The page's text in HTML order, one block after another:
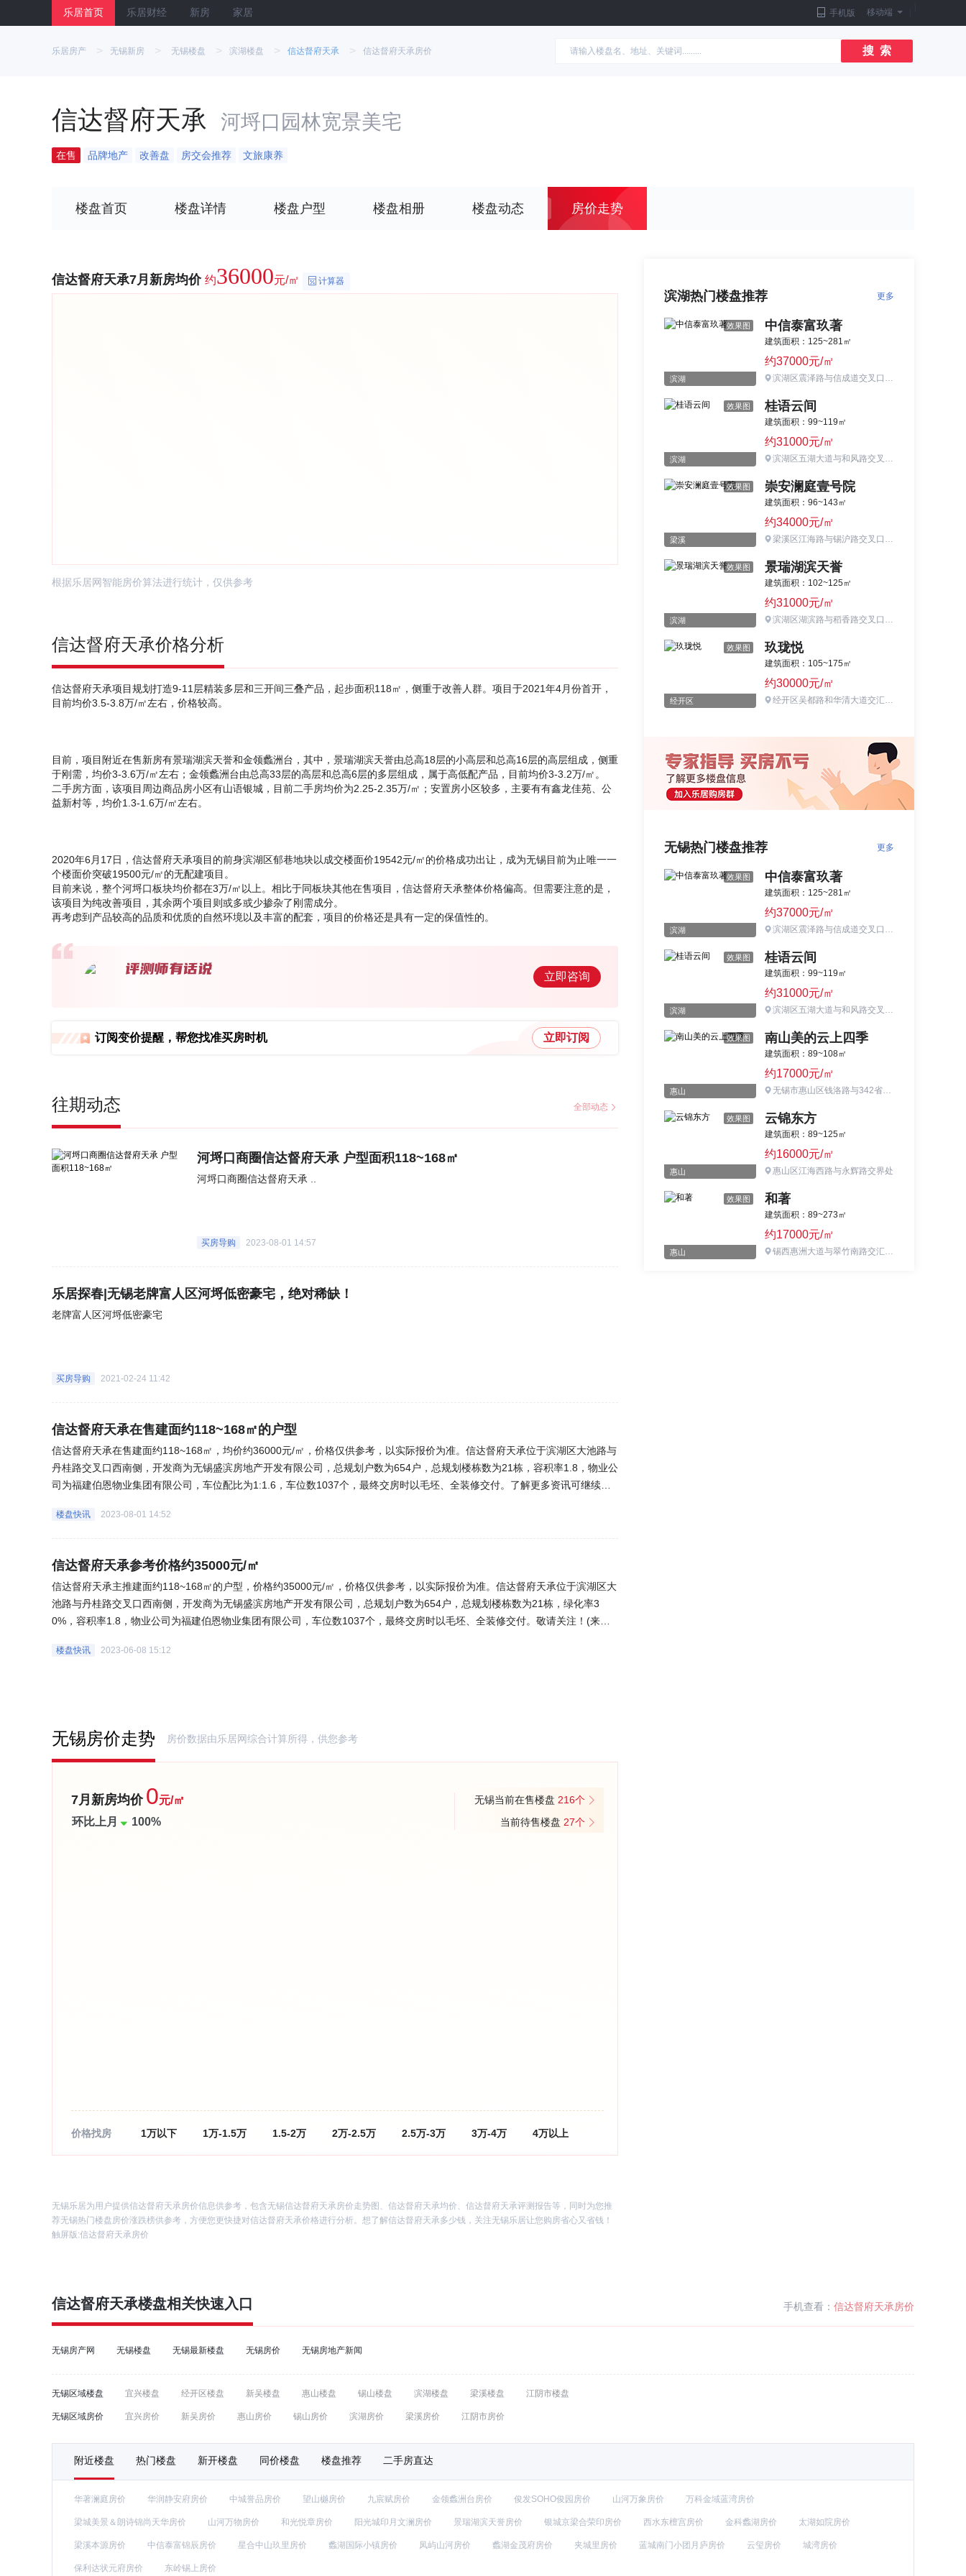
乐居首页 乐居财经 新房 家居 手机版 移动端
乐居房产 > 无锡新房 > 无锡楼盘 > 滨湖楼盘 > 信达督府天承 > 信达督府天承房价 搜 索
信达督府天承 河埒口园林宽景美宅
在售 品牌地产 改善盘 房交会推荐 文旅康养
楼盘首页 楼盘详情 楼盘户型 楼盘相册 楼盘动态 房价走势
信达督府天承7月新房均价 约36000元/㎡ 计算器
根据乐居网智能房价算法进行统计，仅供参考
信达督府天承价格分析
信达督府天承项目规划打造9-11层精装多层和三开间三叠产品，起步面积118㎡，侧重于改善人群。项目于2021年4月份首开，
目前均价3.5-3.8万/㎡左右，价格较高。
目前，项目附近在售新房有景瑞湖滨天誉和金领蠡洲台，其中，景瑞湖滨天誉由总高18层的小高层和总高16层的高层组成，侧重
于刚需，均价3-3.6万/㎡左右；金领蠡洲台由总高33层的高层和总高6层的多层组成，属于高低配产品，目前均价3-3.2万/㎡。
二手房方面，该项目周边商品房小区有山语银城，目前二手房均价为2.25-2.35万/㎡；安置房小区较多，主要有有鑫龙佳苑、公
益新村等，均价1.3-1.6万/㎡左右。
2020年6月17日，信达督府天承项目的前身滨湖区郁巷地块以成交楼面价19542元/㎡的价格成功出让，成为无锡目前为止唯一一
个楼面价突破19500元/㎡的无配建项目。
目前来说，整个河埒口板块均价都在3万/㎡以上。相比于同板块其他在售项目，信达督府天承整体价格偏高。但需要注意的是，
该项目为纯改善项目，其余两个项目则或多或少掺杂了刚需成分。
再考虑到产品较高的品质和优质的自然环境以及丰富的配套，项目的价格还是具有一定的保值性的。
立即咨询
订阅变价提醒，帮您找准买房时机 立即订阅
往期动态 全部动态
河埒口商圈信达督府天承 户型面积118~168㎡
河埒口商圈信达督府天承 ..
买房导购 2023-08-01 14:57
乐居探春|无锡老牌富人区河埒低密豪宅，绝对稀缺！
老牌富人区河埒低密豪宅
买房导购 2021-02-24 11:42
信达督府天承在售建面约118~168㎡的户型
信达督府天承在售建面约118~168㎡，均价约36000元/㎡，价格仅供参考，以实际报价为准。信达督府天承位于滨湖区大池路与
丹桂路交叉口西南侧，开发商为无锡盛滨房地产开发有限公司，总规划户数为654户，总规划楼栋数为21栋，容积率1.8，物业公
司为福建伯恩物业集团有限公司，车位配比为1:1.6，车位数1037个，最终交房时以毛坯、全装修交付。了解更多资讯可继续关
楼盘快讯 2023-08-01 14:52
信达督府天承参考价格约35000元/㎡
信达督府天承主推建面约118~168㎡的户型，价格约35000元/㎡，价格仅供参考，以实际报价为准。信达督府天承位于滨湖区大
池路与丹桂路交叉口西南侧，开发商为无锡盛滨房地产开发有限公司，总规划户数为654户，总规划楼栋数为21栋，绿化率3
0%，容积率1.8，物业公司为福建伯恩物业集团有限公司，车位数1037个，最终交房时以毛坯、全装修交付。敬请关注！(来源:
楼盘快讯 2023-06-08 15:12
无锡房价走势 房价数据由乐居网综合计算所得，供您参考
7月新房均价 0元/㎡
环比上月
100%
无锡当前在售楼盘 216个
当前待售楼盘 27个
价格找房 1万以下 1万-1.5万 1.5-2万 2万-2.5万 2.5万-3万 3万-4万 4万以上
无锡乐居为用户提供信达督府天承房价信息供参考，包含无锡信达督府天承房价走势图、信达督府天承均价、信达督府天承评测报告等，同时为您推
荐无锡热门楼盘房价涨跌榜供参考，方便您更快捷对信达督府天承价格进行分析。想了解信达督府天承多少钱，关注无锡乐居让您购房省心又省钱！
触屏版:信达督府天承房价
滨湖热门楼盘推荐 更多
效果图
滨湖
中信泰富玖著
建筑面积：125~281㎡
约37000元/㎡
滨湖区震泽路与信成道交叉口东北
效果图
滨湖
桂语云间
建筑面积：99~119㎡
约31000元/㎡
滨湖区五湖大道与和风路交叉口西北侧
效果图
梁溪
崇安澜庭壹号院
建筑面积：96~143㎡
约34000元/㎡
梁溪区江海路与锡沪路交叉口西北侧
效果图
滨湖
景瑞湖滨天誉
建筑面积：102~125㎡
约31000元/㎡
滨湖区湖滨路与稻香路交叉口东北侧
效果图
经开区
玖珑悦
建筑面积：105~175㎡
约30000元/㎡
经开区吴都路和华清大道交汇口东北侧
无锡热门楼盘推荐 更多
效果图
滨湖
中信泰富玖著
建筑面积：125~281㎡
约37000元/㎡
滨湖区震泽路与信成道交叉口东北
效果图
滨湖
桂语云间
建筑面积：99~119㎡
约31000元/㎡
滨湖区五湖大道与和风路交叉口西北侧
效果图
惠山
南山美的云上四季
建筑面积：89~108㎡
约17000元/㎡
无锡市惠山区钱洛路与342省道交汇处
效果图
惠山
云锦东方
建筑面积：89~125㎡
约16000元/㎡
惠山区江海西路与永辉路交界处
效果图
惠山
和著
建筑面积：89~273㎡
约17000元/㎡
锡西惠洲大道与翠竹南路交汇处向西200米
信达督府天承楼盘相关快速入口 手机查看： 信达督府天承房价
无锡房产网 无锡楼盘 无锡最新楼盘 无锡房价 无锡房地产新闻
无锡区域楼盘 宜兴楼盘 经开区楼盘 新吴楼盘 惠山楼盘 锡山楼盘 滨湖楼盘 梁溪楼盘 江阴市楼盘
无锡区域房价 宜兴房价 新吴房价 惠山房价 锡山房价 滨湖房价 梁溪房价 江阴市房价
附近楼盘 热门楼盘 新开楼盘 同价楼盘 楼盘推荐 二手房直达
华著澜庭房价 华润静安府房价 中城誉品房价 望山樾房价 九宸赋房价 金领蠡洲台房价 俊发SOHO俊园房价 山河万象房价 万科金域蓝湾房价
梁城美景＆朗诗锦尚天华房价 山河万物房价 和光悦章房价 阳光城印月文澜房价 景瑞湖滨天誉房价 银城京梁合荣印房价 西水东檀宫房价 金科蠡湖房价 太湖如院房价
梁溪本源房价 中信泰富锦辰房价 星合中山玖里房价 蠡湖国际小镇房价 凤屿山河房价 蠡湖金茂府房价 夹城里房价 蓝城南门小团月庐房价 云玺房价 城湾房价
保利达状元府房价 东岭锡上房价